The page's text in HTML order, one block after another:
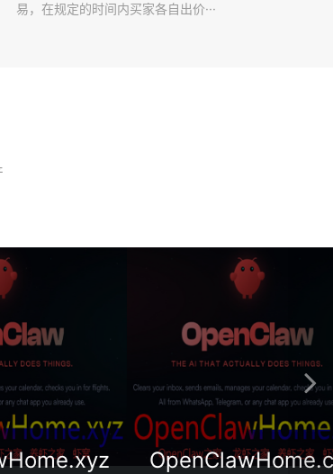
易，在规定的时间内买家各自出价···
OpenClawHome.cn